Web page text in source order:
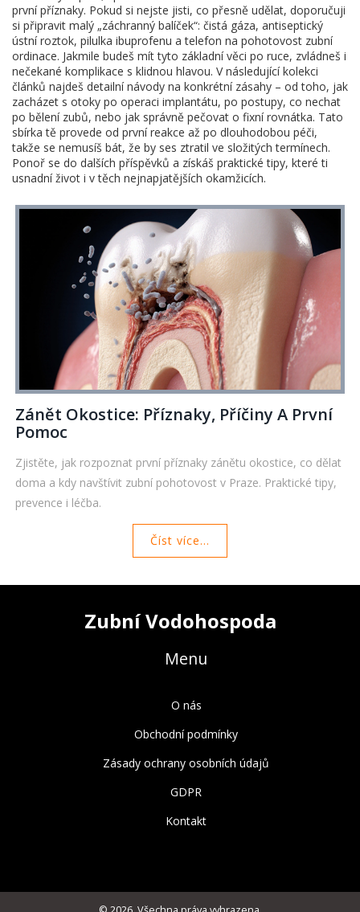
první příznaky. Pokud si nejste jisti, co přesně udělat, doporučuji
si připravit malý „záchranný balíček“: čistá gáza, antiseptický
ústní roztok, pilulka ibuprofenu a telefon na pohotovost zubní
ordinace. Jakmile budeš mít tyto základní věci po ruce, zvládneš i
nečekané komplikace s klidnou hlavou. V následující kolekci
článků najdeš detailní návody na konkrétní zásahy – od toho, jak
zacházet s otoky po operaci implantátu, po postupy, co nechat
po bělení zubů, nebo jak správně pečovat o fixní rovnátka. Tato
sbírka tě provede od první reakce až po dlouhodobou péči,
takže se nemusíš bát, že by ses ztratil ve složitých termínech.
Ponoř se do dalších příspěvků a získáš praktické tipy, které ti
usnadní život i v těch nejnapjatějších okamžicích.
Zánět Okostice: Příznaky, Příčiny A První
Pomoc
Zjistěte, jak rozpoznat první příznaky zánětu okostice, co dělat
doma a kdy navštívit zubní pohotovost v Praze. Praktické tipy,
prevence i léčba.
Číst více...
Zubní Vodohospoda
Menu
O nás
Obchodní podmínky
Zásady ochrany osobních údajů
GDPR
Kontakt